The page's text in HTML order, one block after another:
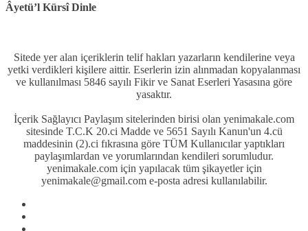
Âyetü’l Kürsî Dinle
Sitede yer alan içeriklerin telif hakları yazarların kendilerine veya
yetki verdikleri kişilere aittir. Eserlerin izin alınmadan kopyalanması
ve kullanılması 5846 sayılı Fikir ve Sanat Eserleri Yasasına göre
yasaktır.
İçerik Sağlayıcı Paylaşım sitelerinden birisi olan yenimakale.com
sitesinde T.C.K 20.ci Madde ve 5651 Sayılı Kanun'un 4.cü
maddesinin (2).ci fıkrasına göre TÜM Kullanıcılar yaptıkları
paylaşımlardan ve yorumlarından kendileri sorumludur.
yenimakale.com için yapılacak tüm şikayetler için
yenimakale@gmail.com e-posta adresi kullanılabilir.